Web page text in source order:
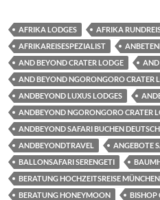
AFRIKA LODGES AFRIKA
AFRIKAREISESPEZIALIST
AND BEYOND CRATER LODGE
AND
AND BEYOND NGORONGORO CRATER
ANDBEYOND LUXUS LODGES
ANDBEYOND NGORONGORO CRATER
ANDBEYOND SAFARI BUCHEN
ANDBEYONDTRAVEL
ANGEBOTE
BALLONSAFARI SERENGETI
BERATUNG HOCHZEITSREISE MÜNCHEN
BERATUNG HONEYMOON
BISHOP